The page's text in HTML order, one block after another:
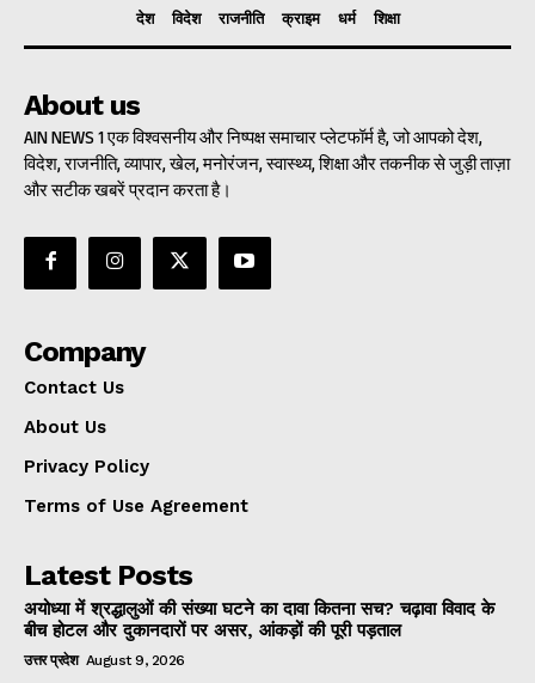
देश विदेश राजनीति क्राइम धर्म शिक्षा
About us
AIN NEWS 1 एक विश्वसनीय और निष्पक्ष समाचार प्लेटफॉर्म है, जो आपको देश,
विदेश, राजनीति, व्यापार, खेल, मनोरंजन, स्वास्थ्य, शिक्षा और तकनीक से जुड़ी ताज़ा
और सटीक खबरें प्रदान करता है।
Company
Contact Us
About Us
Privacy Policy
Terms of Use Agreement
Latest Posts
अयोध्या में श्रद्धालुओं की संख्या घटने का दावा कितना सच? चढ़ावा विवाद के
बीच होटल और दुकानदारों पर असर, आंकड़ों की पूरी पड़ताल
उत्तर प्रदेश August 9, 2026